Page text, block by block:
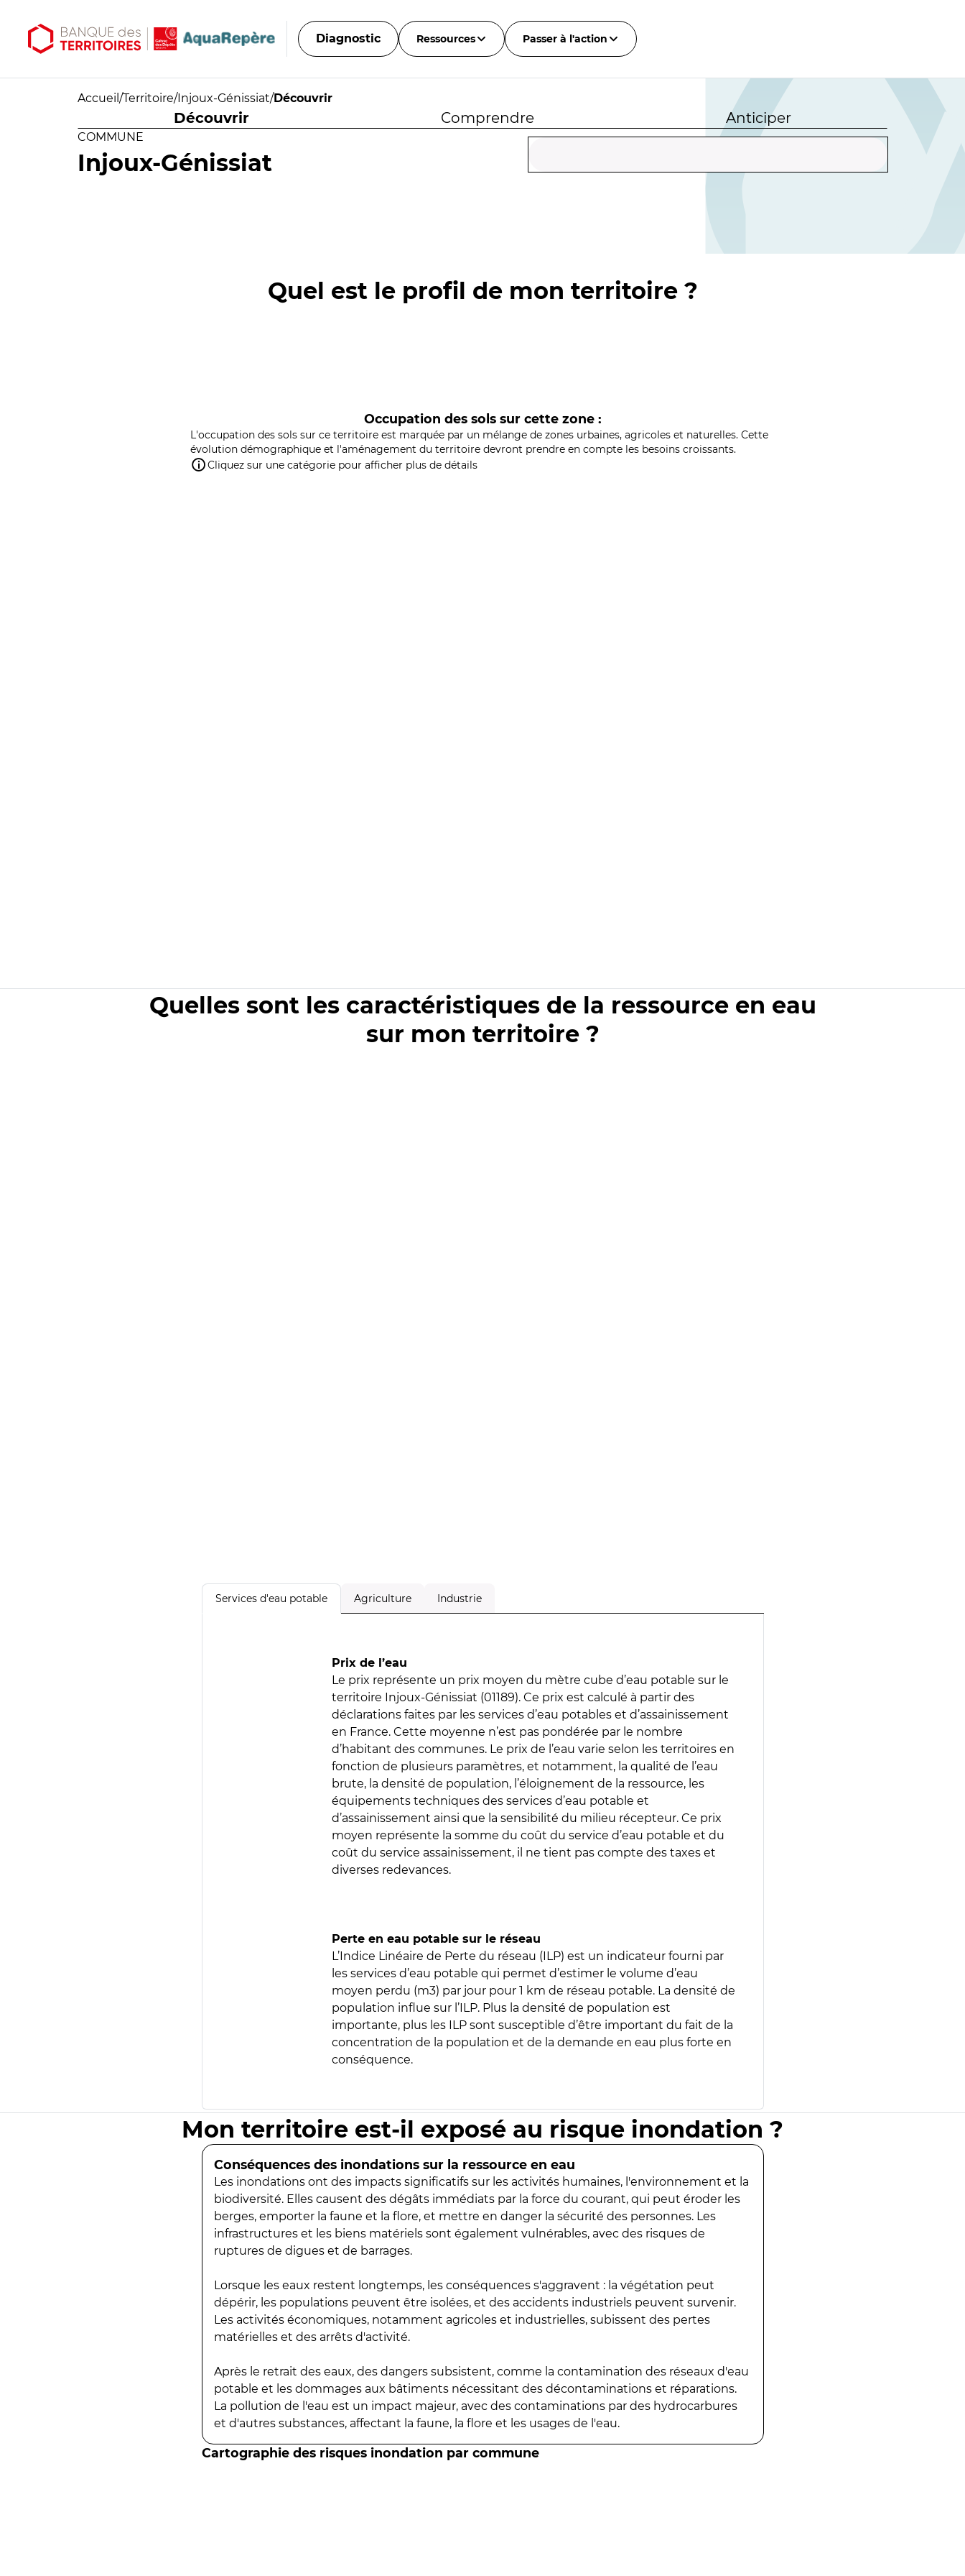
Diagnostic Ressources Passer à l'action
Accueil /Territoire/Injoux-Génissiat/Découvrir
Découvrir Comprendre Anticiper
COMMUNE
Injoux-Génissiat
Quel est le profil de mon territoire ?
Occupation des sols sur cette zone :
L'occupation des sols sur ce territoire est marquée par un mélange de zones urbaines, agricoles et naturelles. Cette
évolution démographique et l'aménagement du territoire devront prendre en compte les besoins croissants.
Cliquez sur une catégorie pour afficher plus de détails
Quelles sont les caractéristiques de la ressource en eau
sur mon territoire ?
Services d'eau potable Agriculture Industrie
Prix de l’eau
Le prix représente un prix moyen du mètre cube d’eau potable sur le
territoire Injoux-Génissiat (01189). Ce prix est calculé à partir des
déclarations faites par les services d’eau potables et d’assainissement
en France. Cette moyenne n’est pas pondérée par le nombre
d’habitant des communes. Le prix de l’eau varie selon les territoires en
fonction de plusieurs paramètres, et notamment, la qualité de l’eau
brute, la densité de population, l’éloignement de la ressource, les
équipements techniques des services d’eau potable et
d’assainissement ainsi que la sensibilité du milieu récepteur. Ce prix
moyen représente la somme du coût du service d’eau potable et du
coût du service assainissement, il ne tient pas compte des taxes et
diverses redevances.
Perte en eau potable sur le réseau
L’Indice Linéaire de Perte du réseau (ILP) est un indicateur fourni par
les services d’eau potable qui permet d’estimer le volume d’eau
moyen perdu (m3) par jour pour 1 km de réseau potable. La densité de
population influe sur l’ILP. Plus la densité de population est
importante, plus les ILP sont susceptible d’être important du fait de la
concentration de la population et de la demande en eau plus forte en
conséquence.
Mon territoire est-il exposé au risque inondation ?
Conséquences des inondations sur la ressource en eau
Les inondations ont des impacts significatifs sur les activités humaines, l'environnement et la
biodiversité. Elles causent des dégâts immédiats par la force du courant, qui peut éroder les
berges, emporter la faune et la flore, et mettre en danger la sécurité des personnes. Les
infrastructures et les biens matériels sont également vulnérables, avec des risques de
ruptures de digues et de barrages.
Lorsque les eaux restent longtemps, les conséquences s'aggravent : la végétation peut
dépérir, les populations peuvent être isolées, et des accidents industriels peuvent survenir.
Les activités économiques, notamment agricoles et industrielles, subissent des pertes
matérielles et des arrêts d'activité.
Après le retrait des eaux, des dangers subsistent, comme la contamination des réseaux d'eau
potable et les dommages aux bâtiments nécessitant des décontaminations et réparations.
La pollution de l'eau est un impact majeur, avec des contaminations par des hydrocarbures
et d'autres substances, affectant la faune, la flore et les usages de l'eau.
Cartographie des risques inondation par commune